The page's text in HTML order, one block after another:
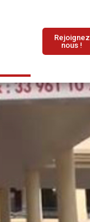
Rejoignez
nous !